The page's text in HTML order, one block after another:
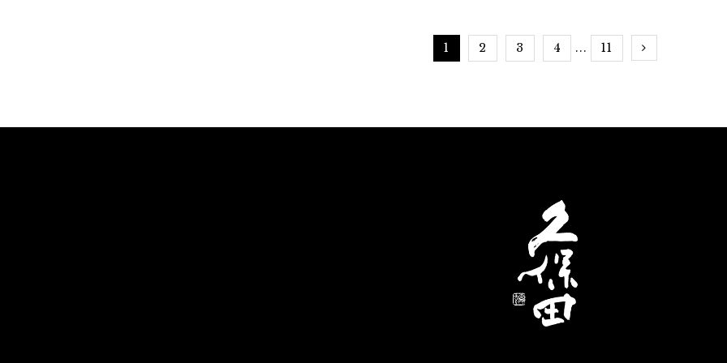
1 2 3 4 ... 11